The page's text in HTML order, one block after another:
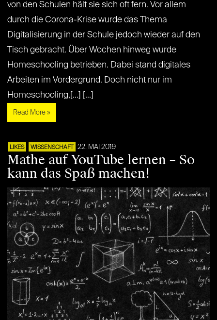
von den Schulen hält sie sich oft fern. Vor allem
durch die Corona-Krise wurde das Thema
Digitalisierung in der Schule jedoch wieder auf den
Tisch gebracht. Über Wochen hinweg wurde
Homeschooling betrieben. Dabei stand digitales
Arbeiten im Vordergrund. Doch nicht nur im
Homeschooling,[...] [...]
Read More »
LIKES WISSENSCHAFT 22. MAI 2019
Mathe auf YouTube lernen – So
kann das Spaß machen!